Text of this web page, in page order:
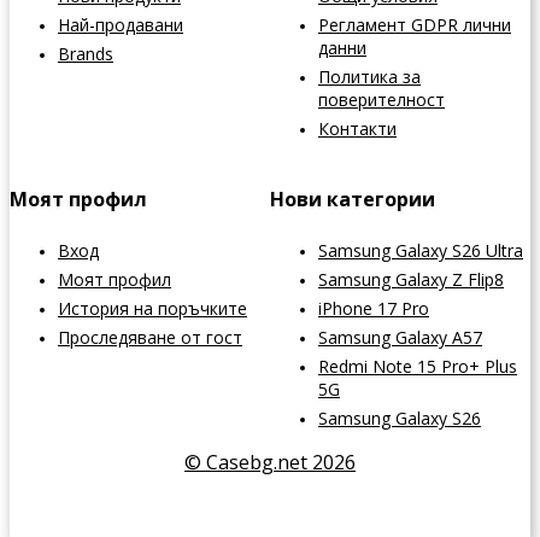
Най-продавани
Brands
Регламент GDPR лични
данни
Политика за
поверителност
Контакти
Моят профил
Вход
Моят профил
История на поръчките
Проследяване от гост
Нови категории
Samsung Galaxy S26 Ultra
Samsung Galaxy Z Flip8
iPhone 17 Pro
Samsung Galaxy A57
Redmi Note 15 Pro+ Plus
5G
Samsung Galaxy S26
© Casebg.net 2026